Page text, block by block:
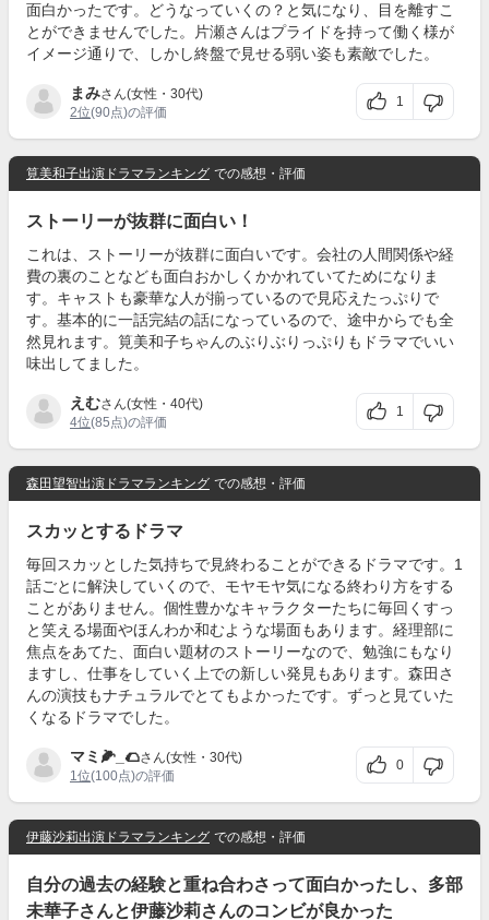
面白かったです。どうなっていくの？と気になり、目を離すこ
とができませんでした。片瀬さんはプライドを持って働く様が
イメージ通りで、しかし終盤で見せる弱い姿も素敵でした。
まみさん(女性・30代)
2位(90点)の評価
1
筧美和子出演ドラマランキング での感想・評価
ストーリーが抜群に面白い！
これは、ストーリーが抜群に面白いです。会社の人間関係や経
費の裏のことなども面白おかしくかかれていてためになりま
す。キャストも豪華な人が揃っているので見応えたっぷりで
す。基本的に一話完結の話になっているので、途中からでも全
然見れます。筧美和子ちゃんのぶりぶりっぷりもドラマでいい
味出してました。
えむさん(女性・40代)
4位(85点)の評価
1
森田望智出演ドラマランキング での感想・評価
スカッとするドラマ
毎回スカッとした気持ちで見終わることができるドラマです。1
話ごとに解決していくので、モヤモヤ気になる終わり方をする
ことがありません。個性豊かなキャラクターたちに毎回くすっ
と笑える場面やほんわか和むような場面もあります。経理部に
焦点をあてた、面白い題材のストーリーなので、勉強にもなり
ますし、仕事をしていく上での新しい発見もあります。森田さ
んの演技もナチュラルでとてもよかったです。ずっと見ていた
くなるドラマでした。
マミ🌽_🌮さん(女性・30代)
1位(100点)の評価
0
伊藤沙莉出演ドラマランキング での感想・評価
自分の過去の経験と重ね合わさって面白かったし、多部
未華子さんと伊藤沙莉さんのコンビが良かった